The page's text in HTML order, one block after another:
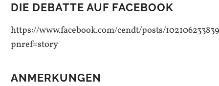
DIE DEBATTE AUF FACEBOOK
https://www.facebook.com/cendt/posts/
pnref=story
ANMERKUNGEN